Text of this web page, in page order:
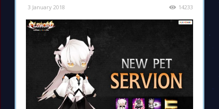
3 January 2018 14233